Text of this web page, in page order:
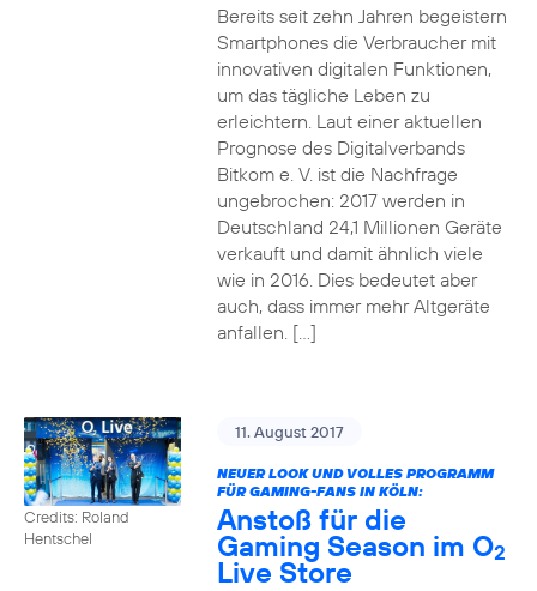
Bereits seit zehn Jahren begeistern
Smartphones die Verbraucher mit
innovativen digitalen Funktionen,
um das tägliche Leben zu
erleichtern. Laut einer aktuellen
Prognose des Digitalverbands
Bitkom e. V. ist die Nachfrage
ungebrochen: 2017 werden in
Deutschland 24,1 Millionen Geräte
verkauft und damit ähnlich viele
wie in 2016. Dies bedeutet aber
auch, dass immer mehr Altgeräte
anfallen. […]
Credits: Roland
Hentschel
11. August 2017
NEUER LOOK UND VOLLES PROGRAMM
FÜR GAMING-FANS IN KÖLN:
Anstoß für die
Gaming Season im O2
Live Store